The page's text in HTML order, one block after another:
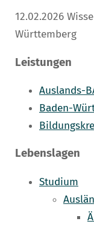
12.02.2026
Württemberg
Leistungen
Auslands-
Baden-
Lebenslagen
Studium